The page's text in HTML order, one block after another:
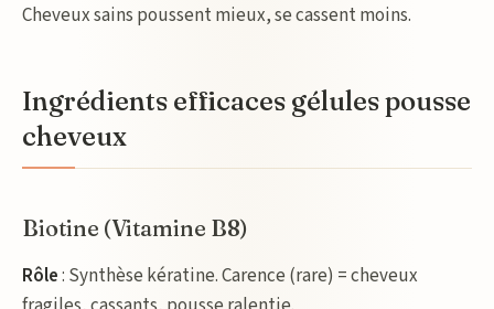
Cheveux sains poussent mieux, se cassent moins.
Ingrédients efficaces gélules pousse
cheveux
Biotine (Vitamine B8)
Rôle: Synthèse kératine. Carence (rare) = cheveux